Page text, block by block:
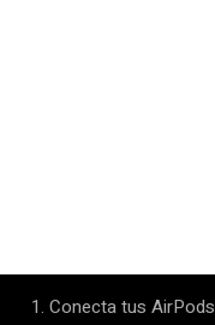
Conecta tus